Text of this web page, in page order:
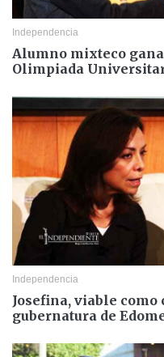
Independencia
Alumno mixteco
Olimpiada
Independencia
Josefina, viable como
gubernatura de